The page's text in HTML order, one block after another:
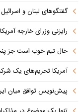
گفتگوهای لبنان و
رایزنی وزرای خارجه
حال تیم خوب است جز
آمریکا تحریم‌های یک
پیش‌نویس توافق میان